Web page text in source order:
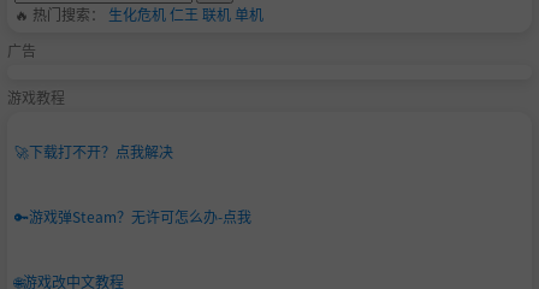
🔥 热门搜索： 生化危机仁王 联机单机
广告
游戏教程
🚀下载打不开？点我解决
🔑游戏弹Steam？无许可怎么办-点我
🌐游戏改中文教程